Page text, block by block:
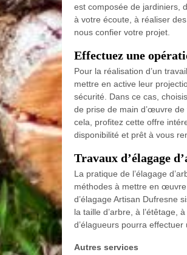
est composée de jardiniers,
à votre écoute, à réaliser
nous confier votre projet.
Effectuez une
Pour la réalisation d’un
mettre en active leur
sécurité. Dans ce cas,
de prise de main d’œuvre
cela, profitez cette offre
disponibilité et prêt à vous
Travaux d’élagage
La pratique de l’élagage
méthodes à mettre en
d’élagage Artisan Dufresne
la taille d’arbre, à l’étêtage,
d’élagueurs pourra
Autres services